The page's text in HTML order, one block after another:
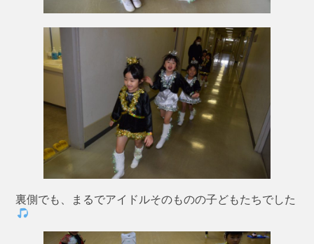
裏側でも、まるでアイドルそのものの子どもたちでした